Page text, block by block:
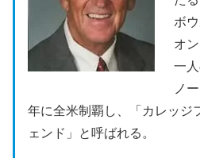
ボ
オ
一
ノ
年に全米制覇し、「カレッジ
ェンド」と呼ばれる。